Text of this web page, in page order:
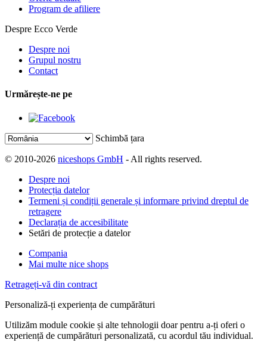
Program de afiliere
Despre Ecco Verde
Despre noi
Grupul nostru
Contact
Urmărește-ne pe
Schimbă țara
© 2010-2026 niceshops GmbH - All rights reserved.
Despre noi
Protecția datelor
Termeni și condiții generale și informare privind dreptul de
retragere
Declarația de accesibilitate
Setări de protecție a datelor
Compania
Mai multe nice shops
Retrageți-vă din contract
Personaliză-ți experiența de cumpărături
Utilizăm module cookie și alte tehnologii doar pentru a-ți oferi o
experiență de cumpărături personalizată, cu acordul tău individual.